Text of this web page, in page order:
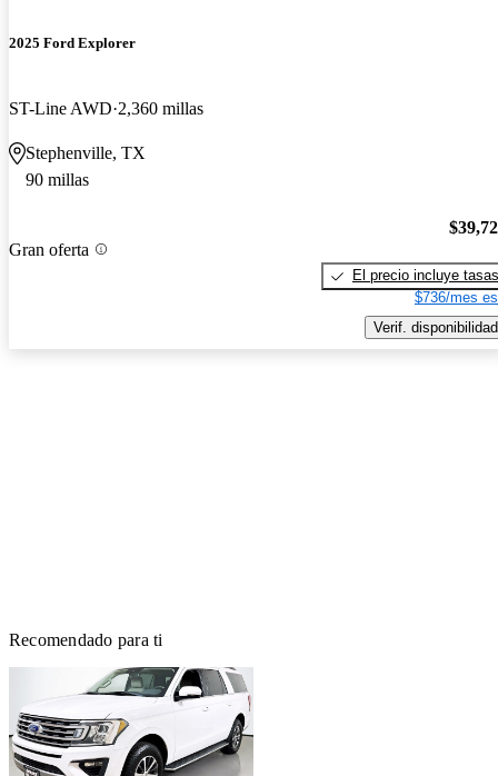
2025 Ford Explorer
ST-Line AWD 2,360 millas
Stephenville, TX
90 millas
Gran oferta
El precio incluye tasas
$736/mes
Verif. disponibilidad
Recomendado para ti